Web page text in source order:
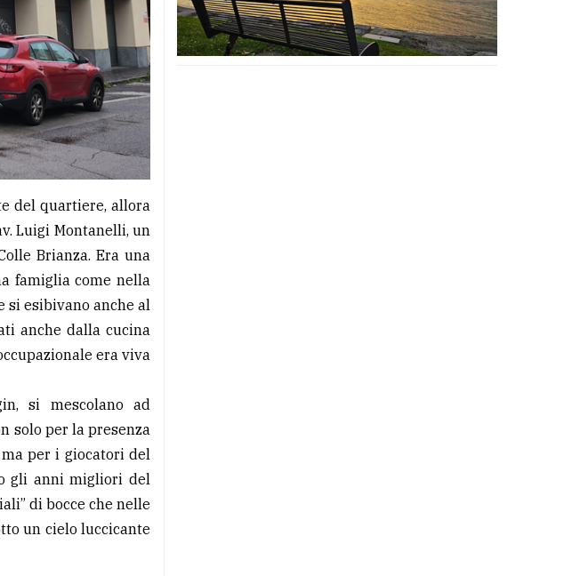
del quartiere, allora
Luigi Montanelli, un
Brianza. Era una
famiglia come nella
si esibivano anche al
anche dalla cucina
era viva
si mescolano ad
solo per la presenza
per i giocatori del
gli anni migliori del
di bocce che nelle
un cielo luccicante